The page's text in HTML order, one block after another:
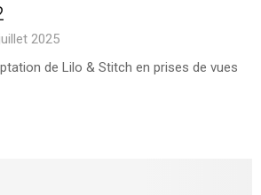
2025
de Lilo & Stitch en prises de vues